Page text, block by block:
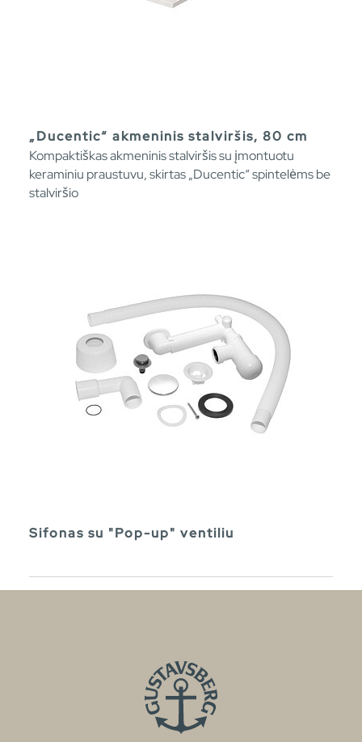
„Ducentic“ akmeninis stalviršis, 80 cm
Kompaktiškas akmeninis stalviršis su įmontuotu
keraminiu praustuvu, skirtas „Ducentic“ spintelėms be
stalviršio
Sifonas su "Pop-up" ventiliu